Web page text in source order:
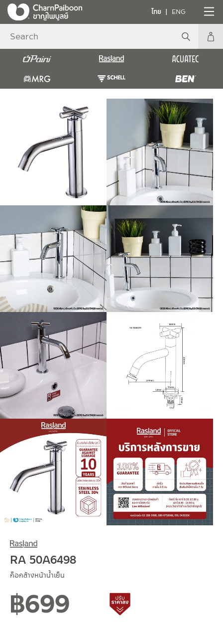
ไทย ENG
RA 50A6498
ก็อกล้างหน้าน้ำเย็น
฿699 สถานะสินค้าขายปกติ